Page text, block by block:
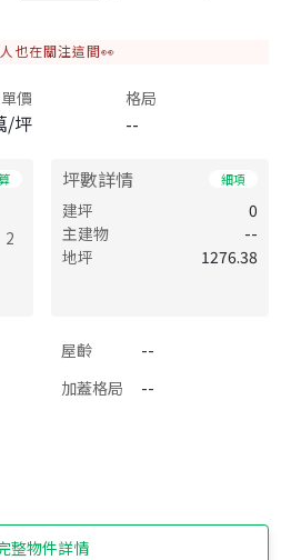
人也在關注這間👀
價
/坪
格局
--
2
坪數詳情 細項
建坪
0
主建物
--
地坪
1276.38
屋齡
--
加蓋格局
--
整物件詳情